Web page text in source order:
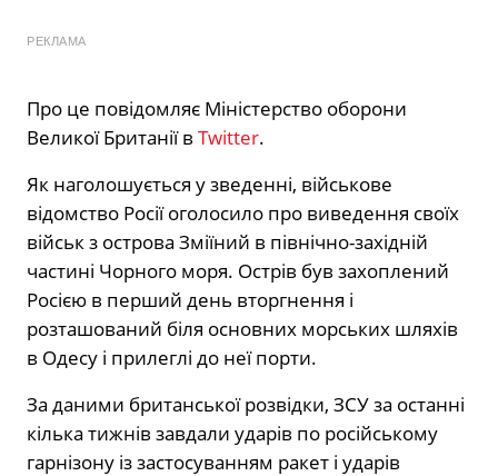
РЕКЛАМА
Про це повідомляє Міністерство оборони
Великої Британії в Twitter.
Як наголошується у зведенні, військове
відомство Росії оголосило про виведення своїх
військ з острова Зміїний в північно-західній
частині Чорного моря. Острів був захоплений
Росією в перший день вторгнення і
розташований біля основних морських шляхів
в Одесу і прилеглі до неї порти.
За даними британської розвідки, ЗСУ за останні
кілька тижнів завдали ударів по російському
гарнізону із застосуванням ракет і ударів